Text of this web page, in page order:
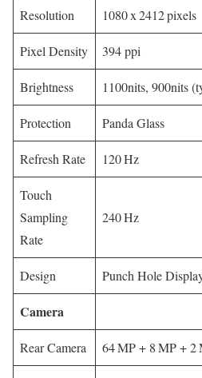
Resolution 1080 x 2412 pixels
Pixel Density 394 ppi
Brightness 1100nits, 900nits
Protection Panda Glass
Refresh Rate 120 Hz
Touch
Sampling
Rate
240 Hz
Design Punch Hole
Camera
Rear Camera 64 MP + 8 MP + 2